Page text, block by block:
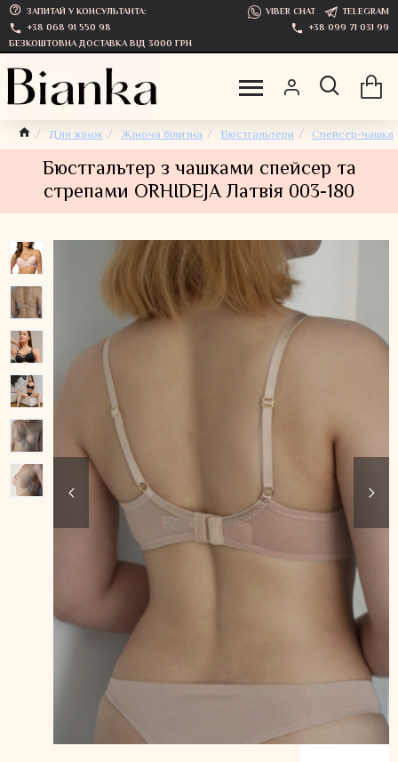
ЗАПИТАЙ У КОНСУЛЬТАНТА: VIBER CHAT
TELEGRAM
+38 068 91 550 98
+38 099 71 031 99
БЕЗКОШТОВНА ДОСТАВКА ВІД 3000 ГРН
Для жінок Жіноча білизна Бюстгальтери Спейсер-чашка
Бюстгальтер з чашками спейсер та
стрепами ORHIDEJA Латвія 003-180